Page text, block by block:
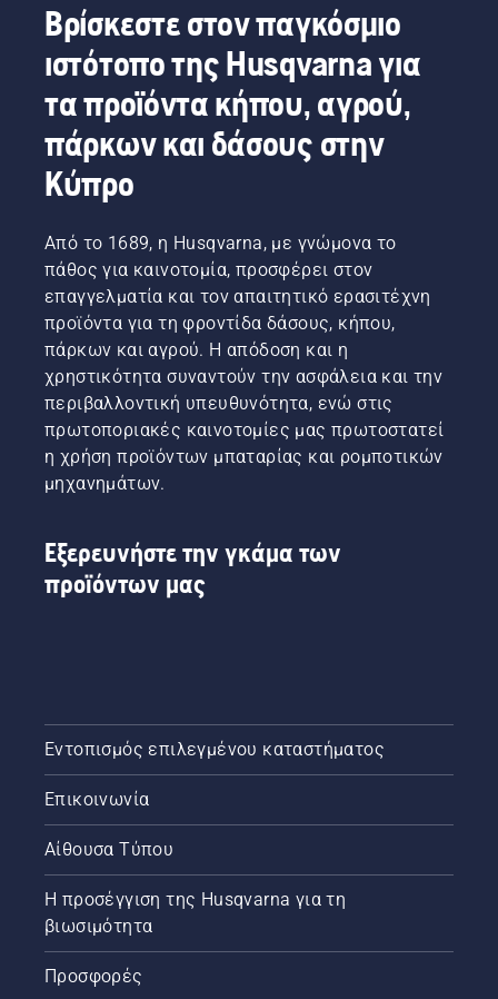
Βρίσκεστε στον παγκόσμιο
ιστότοπο της Husqvarna για
τα προϊόντα κήπου, αγρού,
πάρκων και δάσους στην
Κύπρο
Από το 1689, η Husqvarna, με γνώμονα το
πάθος για καινοτομία, προσφέρει στον
επαγγελματία και τον απαιτητικό ερασιτέχνη
προϊόντα για τη φροντίδα δάσους, κήπου,
πάρκων και αγρού. Η απόδοση και η
χρηστικότητα συναντούν την ασφάλεια και την
περιβαλλοντική υπευθυνότητα, ενώ στις
πρωτοποριακές καινοτομίες μας πρωτοστατεί
η χρήση προϊόντων μπαταρίας και ρομποτικών
μηχανημάτων.
Εξερευνήστε την γκάμα των
προϊόντων μας
Εντοπισμός επιλεγμένου καταστήματος
Επικοινωνία
Αίθουσα Τύπου
Η προσέγγιση της Husqvarna για τη
βιωσιμότητα
Προσφορές